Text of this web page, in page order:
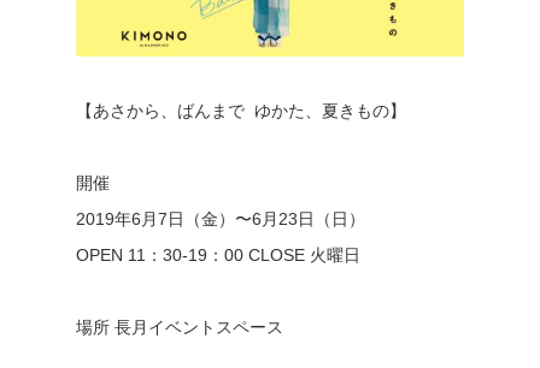
【あさから、ばんまで ゆかた、夏きもの】
開催
2019年6月7日（金）〜6月23日（日）
OPEN 11：30-19：00 CLOSE 火曜日
場所 長月イベントスペース